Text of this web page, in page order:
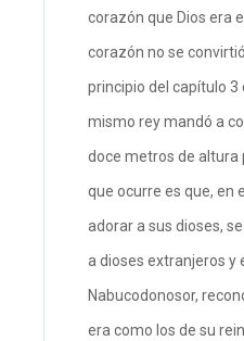
corazón que Dios era
corazón no se
principio del capítulo 3
mismo rey mandó a
doce metros de altura
que ocurre es que, en
adorar a sus dioses,
a dioses extranjeros y
Nabucodonosor,
era como los de su